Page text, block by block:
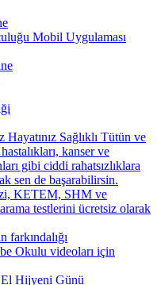
Mobil Uygulaması
Hayatınız Sağlıklı Tütün ve
kanser ve
gibi ciddi rahatsızlıklara
sen de başarabilirsin.
KETEM, SHM ve
testlerini ücretsiz olarak
farkındalığı
Okulu videoları için
Hijyeni Günü